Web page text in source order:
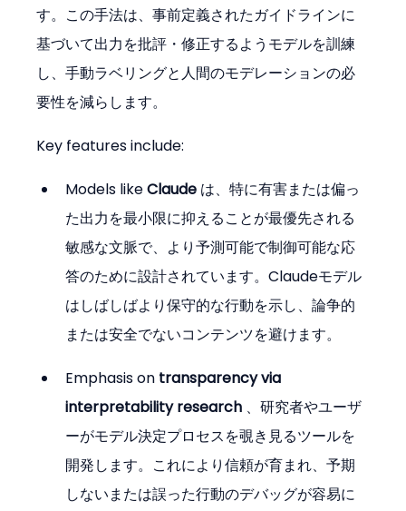
す。この手法は、事前定義されたガイドラインに
基づいて出力を批評・修正するようモデルを訓練
し、手動ラベリングと人間のモデレーションの必
要性を減らします。
Key features include:
Models like Claude は、特に有害または偏っ
た出力を最小限に抑えることが最優先される
敏感な文脈で、より予測可能で制御可能な応
答のために設計されています。Claudeモデル
はしばしばより保守的な行動を示し、論争的
または安全でないコンテンツを避けます。
Emphasis on transparency via
interpretability research 、研究者やユーザ
ーがモデル決定プロセスを覗き見るツールを
開発します。これにより信頼が育まれ、予期
しないまたは誤った行動のデバッグが容易に